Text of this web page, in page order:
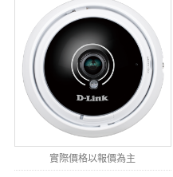
實際價格以報價為主